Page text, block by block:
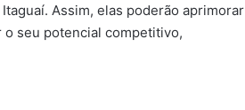
Assim, elas poderão aprimorar
seu potencial competitivo,